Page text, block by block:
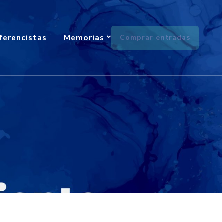
Memorias Comprar entradas